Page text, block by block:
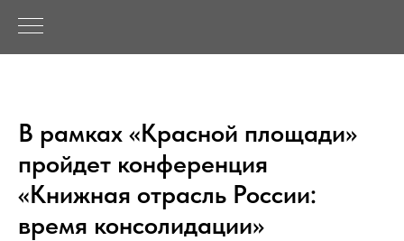
В рамках «Красной площади»
пройдет конференция
«Книжная отрасль России:
время консолидации»